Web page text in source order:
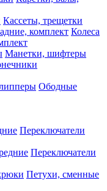
Кассеты, трещетки
Колеса
Манетки, шифтеры
Ободные
Переключатели
Переключатели
Петухи, сменные